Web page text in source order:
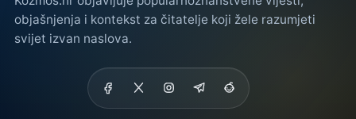
objašnjenja i kontekst za čitatelje koji žele razumjeti
svijet izvan naslova.